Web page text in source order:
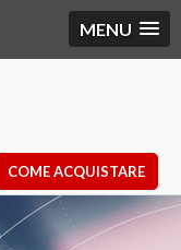
MENU
COME ACQUISTARE